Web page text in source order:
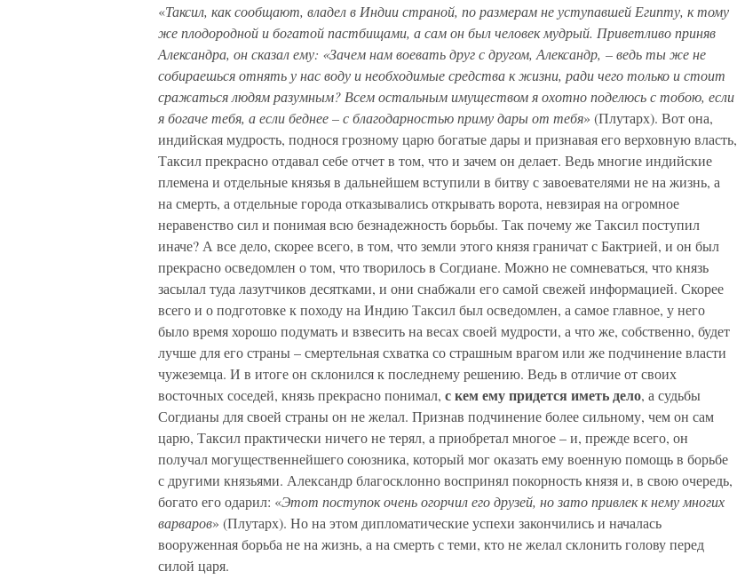
«Таксил, как сообщают, владел в Индии страной, по размерам не уступавшей Египту, к тому
же плодородной и богатой пастбищами, а сам он был человек мудрый. Приветливо приняв
Александра, он сказал ему: «Зачем нам воевать друг с другом, Александр, – ведь ты же не
собираешься отнять у нас воду и необходимые средства к жизни, ради чего только и стоит
сражаться людям разумным? Всем остальным имуществом я охотно поделюсь с тобою, если
я богаче тебя, а если беднее – с благодарностью приму дары от тебя» (Плутарх). Вот она,
индийская мудрость, поднося грозному царю богатые дары и признавая его верховную власть,
Таксил прекрасно отдавал себе отчет в том, что и зачем он делает. Ведь многие индийские
племена и отдельные князья в дальнейшем вступили в битву с завоевателями не на жизнь, а
на смерть, а отдельные города отказывались открывать ворота, невзирая на огромное
неравенство сил и понимая всю безнадежность борьбы. Так почему же Таксил поступил
иначе? А все дело, скорее всего, в том, что земли этого князя граничат с Бактрией, и он был
прекрасно осведомлен о том, что творилось в Согдиане. Можно не сомневаться, что князь
засылал туда лазутчиков десятками, и они снабжали его самой свежей информацией. Скорее
всего и о подготовке к походу на Индию Таксил был осведомлен, а самое главное, у него
было время хорошо подумать и взвесить на весах своей мудрости, а что же, собственно, будет
лучше для его страны – смертельная схватка со страшным врагом или же подчинение власти
чужеземца. И в итоге он склонился к последнему решению. Ведь в отличие от своих
восточных соседей, князь прекрасно понимал, с кем ему придется иметь дело, а судьбы
Согдианы для своей страны он не желал. Признав подчинение более сильному, чем он сам
царю, Таксил практически ничего не терял, а приобретал многое – и, прежде всего, он
получал могущественнейшего союзника, который мог оказать ему военную помощь в борьбе
с другими князьями. Александр благосклонно воспринял покорность князя и, в свою очередь,
богато его одарил: «Этот поступок очень огорчил его друзей, но зато привлек к нему многих
варваров» (Плутарх). Но на этом дипломатические успехи закончились и началась
вооруженная борьба не на жизнь, а на смерть с теми, кто не желал склонить голову перед
силой царя.